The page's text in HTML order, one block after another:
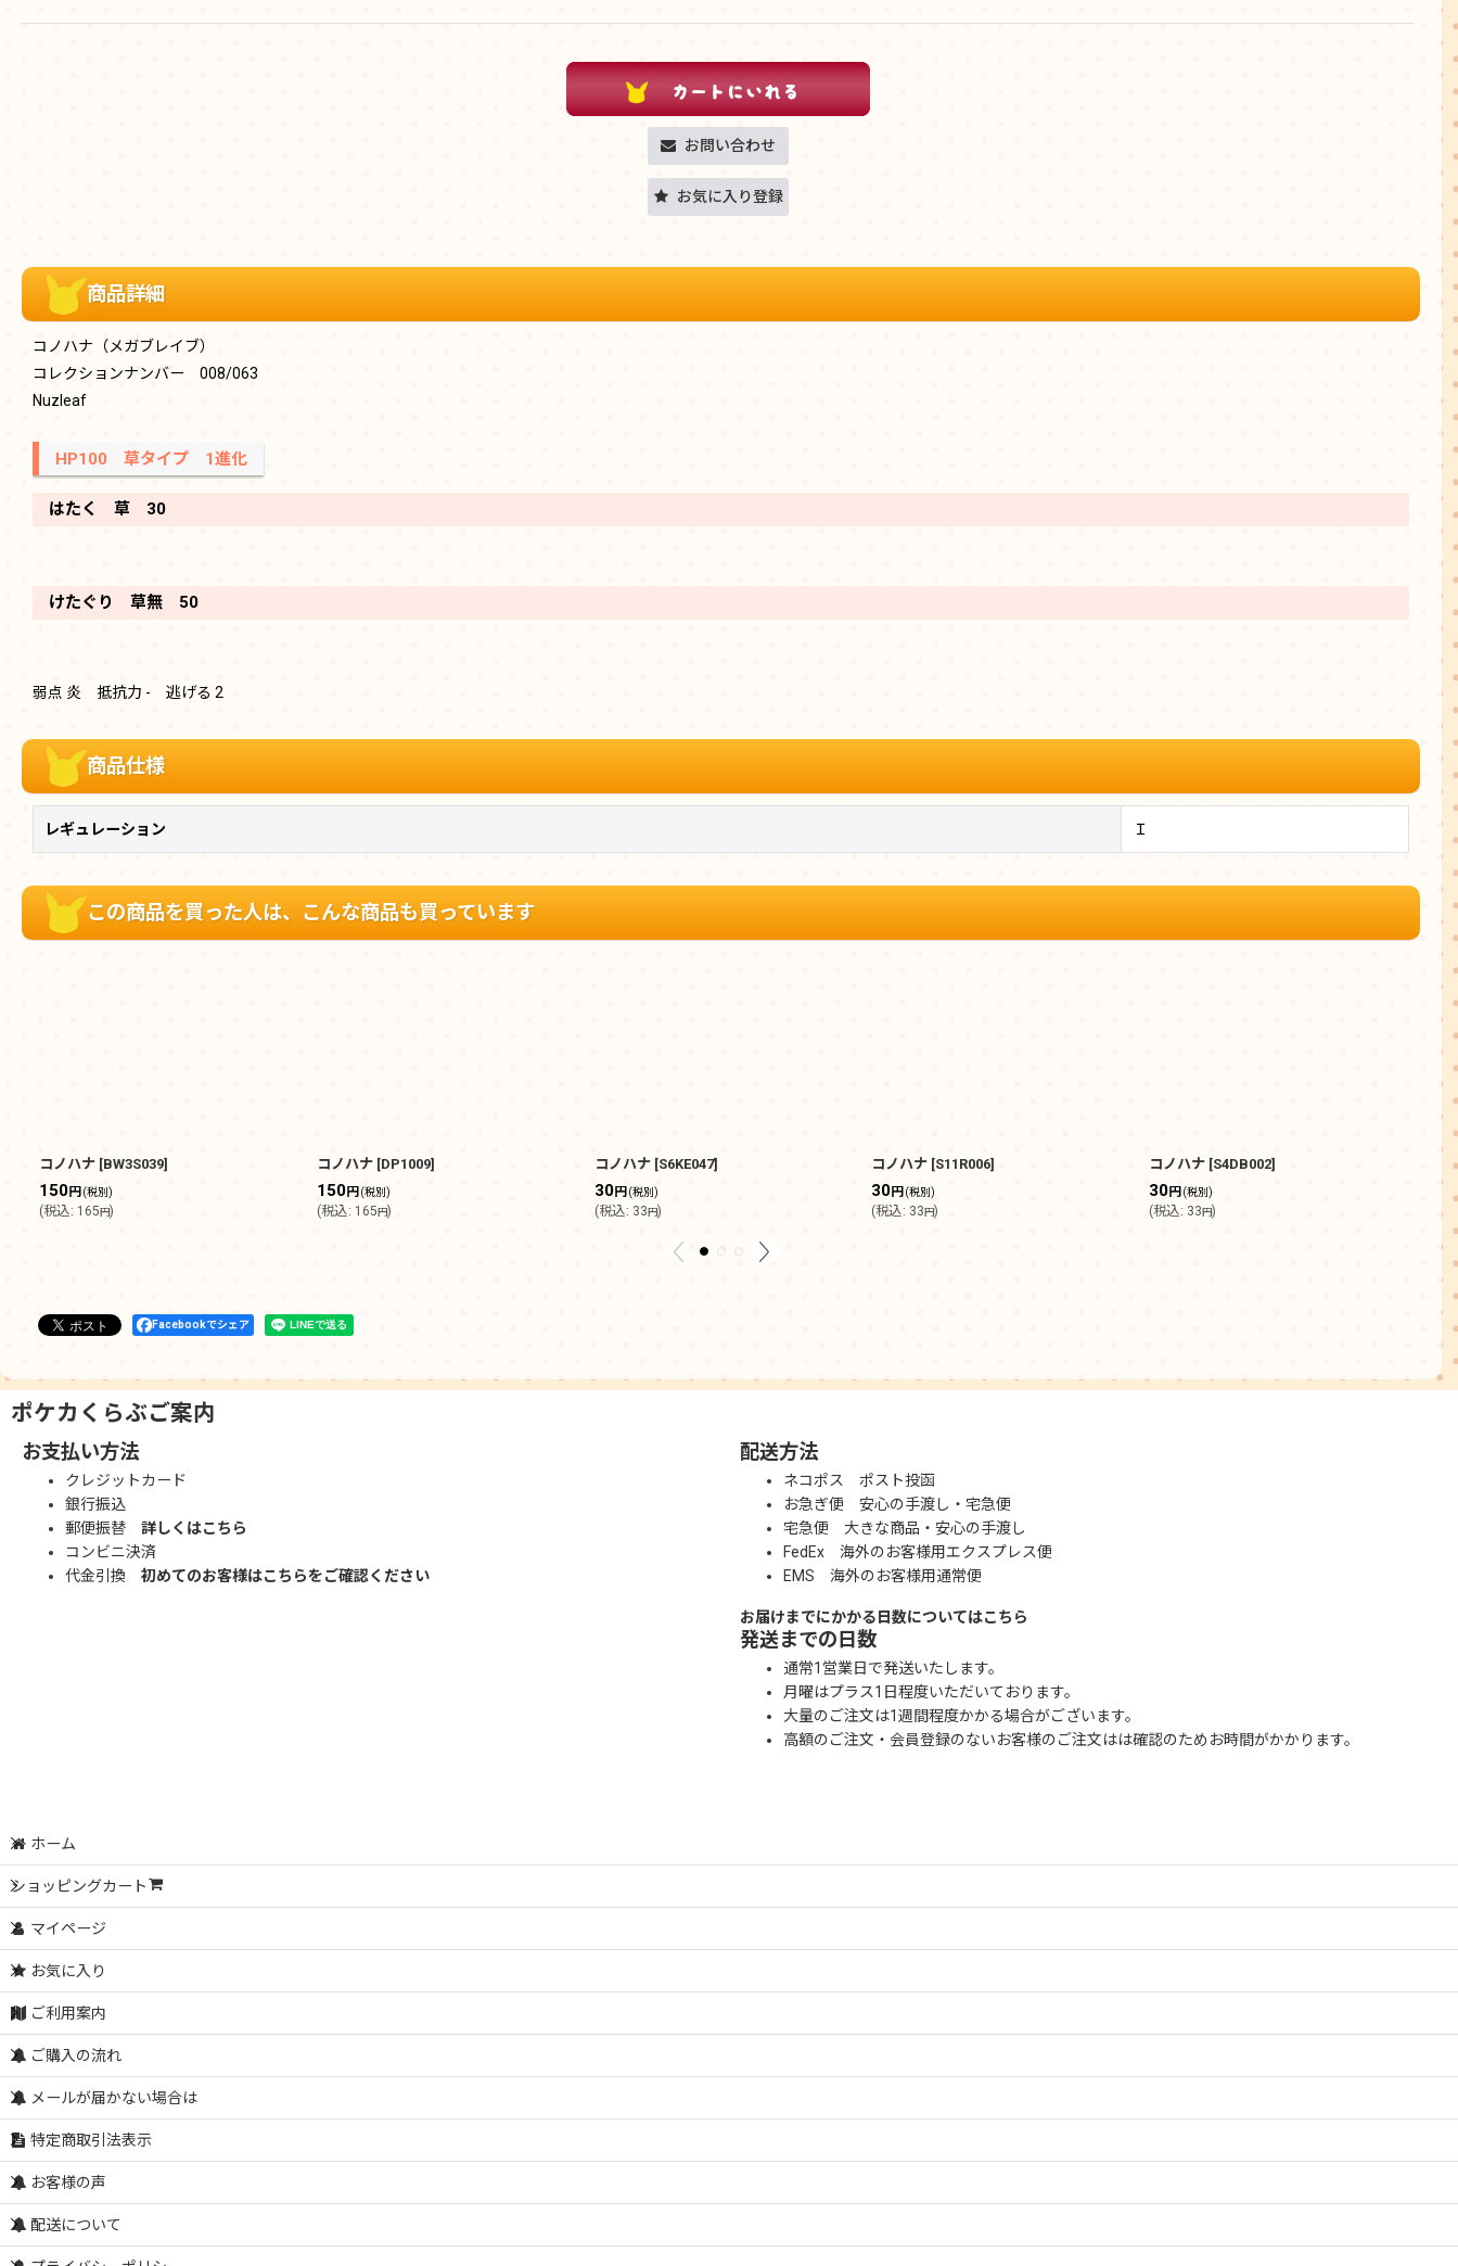
お問い合わせ
お気に入り登録
商品詳細
コノハナ（メガブレイブ）
コレクションナンバー 008/063
Nuzleaf
HP100 草タイプ 1進化
はたく 草 30
けたぐり 草無 50
弱点 炎 抵抗力 - 逃げる 2
商品仕様
レギュレーション Ｉ
この商品を買った人は、こんな商品も買っています
コノハナ [BW3S039]
150円(税別)
(税込: 165円)
コノハナ [DP1009]
150円 (税別)
(税込: 165円)
コノハナ [S6KE047]
30円 (税別)
(税込: 33円)
コノハナ [S11R006]
30円(税別)
(税込: 33円)
コノハナ [S4DB002]
30円(税別)
(税込: 33円)
フ
80
円
税込
Facebookでシェア
ポケカくらぶご案内
お支払い方法
クレジットカード
銀行振込
郵便振替 詳しくはこちら
コンビニ決済
代金引換 初めてのお客様はこちらをご確認ください
配送方法
ネコポス ポスト投函
お急ぎ便 安心の手渡し・宅急便
宅急便 大きな商品・安心の手渡し
FedEx 海外のお客様用エクスプレス便
EMS 海外のお客様用通常便
お届けまでにかかる日数についてはこちら
発送までの日数
通常1営業日で発送いたします。
月曜はプラス1日程度いただいております。
大量のご注文は1週間程度かかる場合がございます。
高額のご注文・会員登録のないお客様のご注文はは確認のためお時間がかかります。
ホーム
ショッピングカート
マイページ
お気に入り
ご利用案内
ご購入の流れ
メールが届かない場合は
特定商取引法表示
お客様の声
配送について